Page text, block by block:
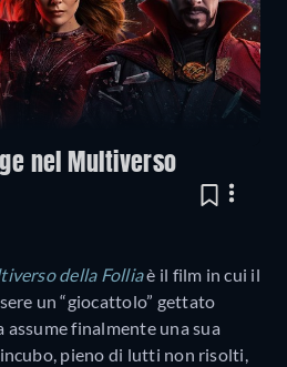
nel Multiverso
della Folliaè il film in cui il
un “giocattolo” gettato
assume finalmente una sua
pieno di lutti non risolti,